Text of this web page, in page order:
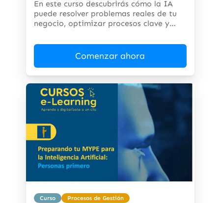
En este curso descubrirás cómo la IA
puede resolver problemas reales de tu
negocio, optimizar procesos clave y
Comenzar ahora
Curso Procesos de Gestión